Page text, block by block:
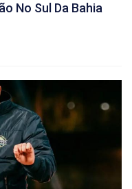
No Sul Da Bahia